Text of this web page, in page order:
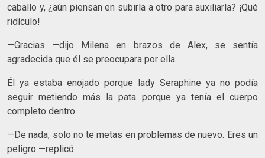
caballo y, ¿aún piensan en subirla a otro para auxiliarla? ¡Qué
ridículo!
—Gracias —dijo Milena en brazos de Alex, se sentía
agradecida que él se preocupara por ella.
Él ya estaba enojado porque lady Seraphine ya no podía
seguir metiendo más la pata porque ya tenía el cuerpo
completo dentro.
—De nada, solo no te metas en problemas de nuevo. Eres un
peligro —replicó.